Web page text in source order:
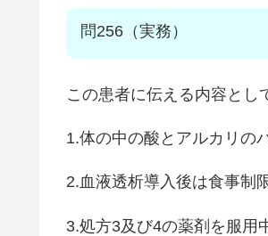
問256（実務）
この患者に伝える内容とし
1.体の中の酸とアルカリの
2.血液透析導入後は食事制
3.処方3及び4の薬剤を服用